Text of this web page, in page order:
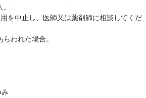
を中止し、医師又は薬剤師に相談してくだ
われた場合。